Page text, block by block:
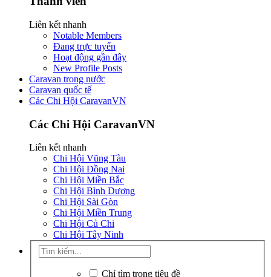
Liên kết nhanh
Notable Members
Đang trực tuyến
Hoạt động gần đây
New Profile Posts
Caravan trong nước
Caravan quốc tế
Các Chi Hội CaravanVN
Các Chi Hội CaravanVN
Liên kết nhanh
Chi Hội Vũng Tàu
Chi Hội Đồng Nai
Chi Hội Miền Bắc
Chi Hội Bình Dương
Chi Hội Sài Gòn
Chi Hội Miền Trung
Chi Hội Củ Chi
Chi Hội Tây Ninh
Chỉ tìm trong tiêu đề